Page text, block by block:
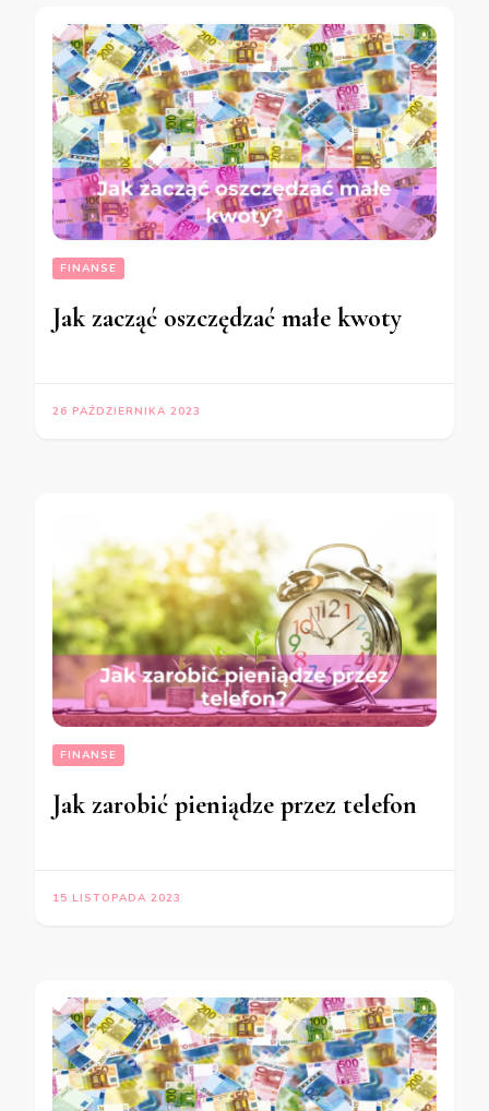
FINANSE
Jak zacząć oszczędzać małe kwoty
26 PAŹDZIERNIKA 2023
FINANSE
Jak zarobić pieniądze przez telefon
15 LISTOPADA 2023